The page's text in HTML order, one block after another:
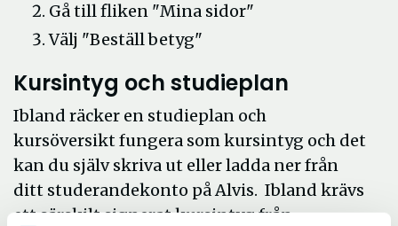
Gå till fliken "Mina sidor"
Välj "Beställ betyg"
Kursintyg och studieplan
Ibland räcker en studieplan och
kursöversikt fungera som kursintyg och det
kan du själv skriva ut eller ladda ner från
ditt studerandekonto på Alvis. Ibland krävs
ett särskilt signerat kursintyg från